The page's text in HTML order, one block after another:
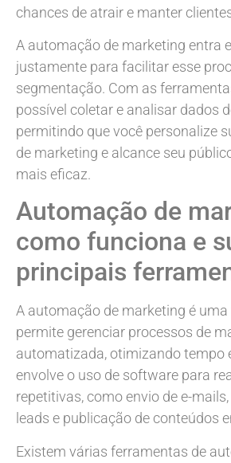
chances de atrair e manter
A automação de marketing entra
justamente para facilitar esse
segmentação. Com as
possível coletar e analisar dados
permitindo que você personalize
de marketing e alcance seu
mais eficaz.
Automação de
como funciona e
principais
A automação de marketing é
permite gerenciar processos de
automatizada, otimizando tempo
envolve o uso de software para
repetitivas, como envio de e-
leads e publicação de conteúdos
Existem várias ferramentas de